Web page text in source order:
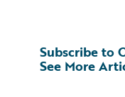
See More
Subscribe to